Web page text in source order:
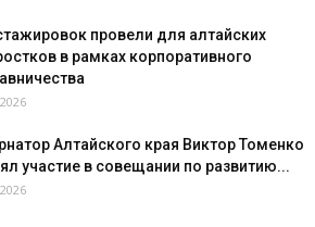
провели для алтайских
в рамках корпоративного
Алтайского края Виктор Томенко
участие в совещании по развитию...